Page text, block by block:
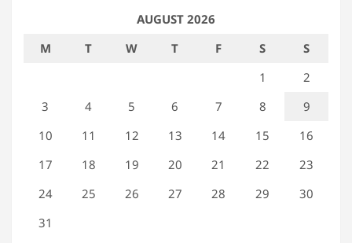
AUGUST 2026
M
T W T F S
S
1
2
3
4 5 6 7 8
9
10
11 12 13 14 15
16
17
18 19 20 21 22
23
24
25 26 27 28 29
30
31